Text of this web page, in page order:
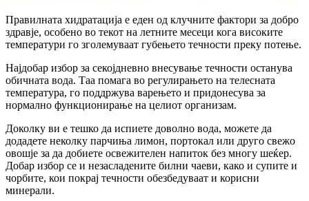
Правилната хидратација е еден од клучните фактори за добро
здравје, особено во текот на летните месеци кога високите
температури го зголемуваат губењето течности преку потење.
Најдобар избор за секојдневно внесување течности останува
обичната вода. Таа помага во регулирањето на телесната
температура, го поддржува варењето и придонесува за
нормално функционирање на целиот организам.
Доколку ви е тешко да испиете доволно вода, можете да
додадете неколку парчиња лимон, портокал или друго свежо
овошје за да добиете освежителен напиток без многу шеќер.
Добар избор се и незасладените билни чаеви, како и супите и
чорбите, кои покрај течности обезбедуваат и корисни
минерали.